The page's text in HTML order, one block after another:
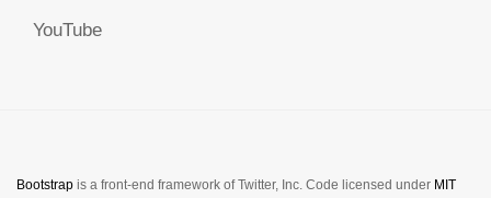
YouTube
Bootstrap is a front-end framework of Twitter, Inc. Code licensed under MIT